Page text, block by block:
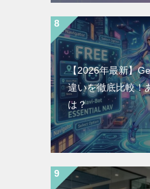
【2026年最新】
違いを徹底比較！
は？